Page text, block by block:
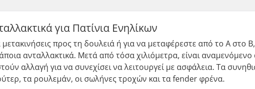
για Πατίνια Ενηλίκων
μετακινήσεις προς τη δουλειά ή για να μεταφέρεστε από το Α στο
ανταλλακτικά. Μετά από τόσα χιλιόμετρα, είναι
αλλαγή για να συνεχίσει να λειτουργεί με ασφάλεια. Τα
τα ρουλεμάν, οι σωλήνες τροχών και τα fender φρένα.